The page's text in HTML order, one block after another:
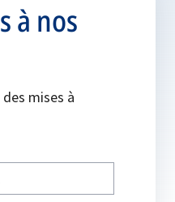
à nos
mises à